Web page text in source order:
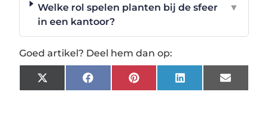
Welke rol spelen planten bij de sfeer
in een kantoor?
▼
Goed artikel? Deel hem dan op:
X
(Twitter)
FacebookPinterestLinkedInEmail